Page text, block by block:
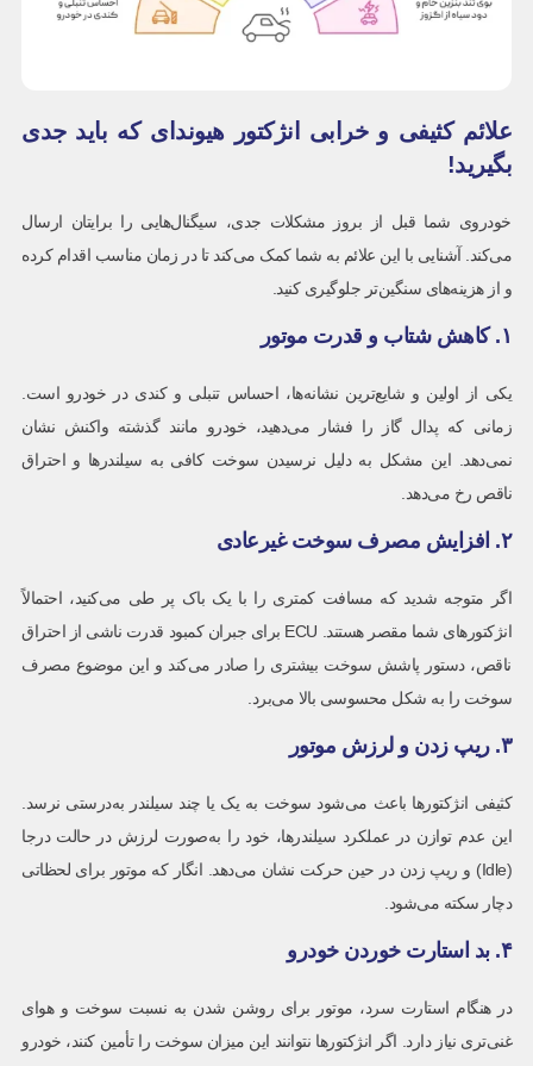
علائم کثیفی و خرابی انژکتور هیوندای که باید جدی
بگیرید!
خودروی شما قبل از بروز مشکلات جدی، سیگنال‌هایی را برایتان ارسال
می‌کند. آشنایی با این علائم به شما کمک می‌کند تا در زمان مناسب اقدام کرده
و از هزینه‌های سنگین‌تر جلوگیری کنید.
۱. کاهش شتاب و قدرت موتور
یکی از اولین و شایع‌ترین نشانه‌ها، احساس تنبلی و کندی در خودرو است.
زمانی که پدال گاز را فشار می‌دهید، خودرو مانند گذشته واکنش نشان
نمی‌دهد. این مشکل به دلیل نرسیدن سوخت کافی به سیلندرها و احتراق
ناقص رخ می‌دهد.
۲. افزایش مصرف سوخت غیرعادی
اگر متوجه شدید که مسافت کمتری را با یک باک پر طی می‌کنید، احتمالاً
انژکتورهای شما مقصر هستند. ECU برای جبران کمبود قدرت ناشی از احتراق
ناقص، دستور پاشش سوخت بیشتری را صادر می‌کند و این موضوع مصرف
سوخت را به شکل محسوسی بالا می‌برد.
۳. ریپ زدن و لرزش موتور
کثیفی انژکتورها باعث می‌شود سوخت به یک یا چند سیلندر به‌درستی نرسد.
این عدم توازن در عملکرد سیلندرها، خود را به‌صورت لرزش در حالت درجا
(Idle) و ریپ زدن در حین حرکت نشان می‌دهد. انگار که موتور برای لحظاتی
دچار سکته می‌شود.
۴. بد استارت خوردن خودرو
در هنگام استارت سرد، موتور برای روشن شدن به نسبت سوخت و هوای
غنی‌تری نیاز دارد. اگر انژکتورها نتوانند این میزان سوخت را تأمین کنند، خودرو